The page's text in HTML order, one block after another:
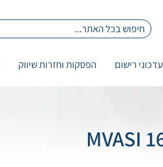
עדכוני רישום הפסקות וחזרות שיווק